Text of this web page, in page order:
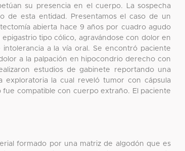
su presencia en el cuerpo. La sospecha
de esta entidad. Presentamos el caso de un
abierta hace 9 años por cuadro agudo
tipo cólico, agravándose con dolor en
a la vía oral. Se encontró paciente
a la palpación en hipocondrio derecho con
estudios de gabinete reportando una
exploratoria la cual reveló tumor con cápsula
compatible con cuerpo extraño. El paciente
formado por una matriz de algodón que es